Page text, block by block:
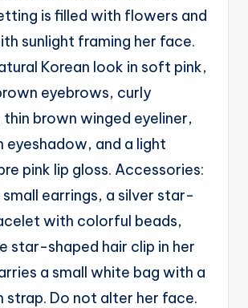
is filled with flowers and
sunlight framing her face.
Korean look in soft pink,
eyebrows, curly
thin brown winged eyeliner,
eyeshadow, and a light
pink lip gloss. Accessories:
earrings, a silver star-
with colorful beads,
star-shaped hair clip in her
a small white bag with a
strap. Do not alter her face.